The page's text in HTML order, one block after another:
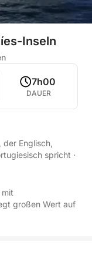
Inseln
7h00
DAUER
Englisch,
spricht ·
großen Wert auf